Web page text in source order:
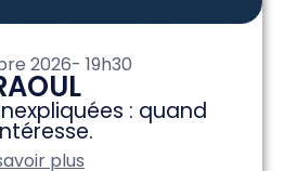
2026- 19h30
: quand
plus